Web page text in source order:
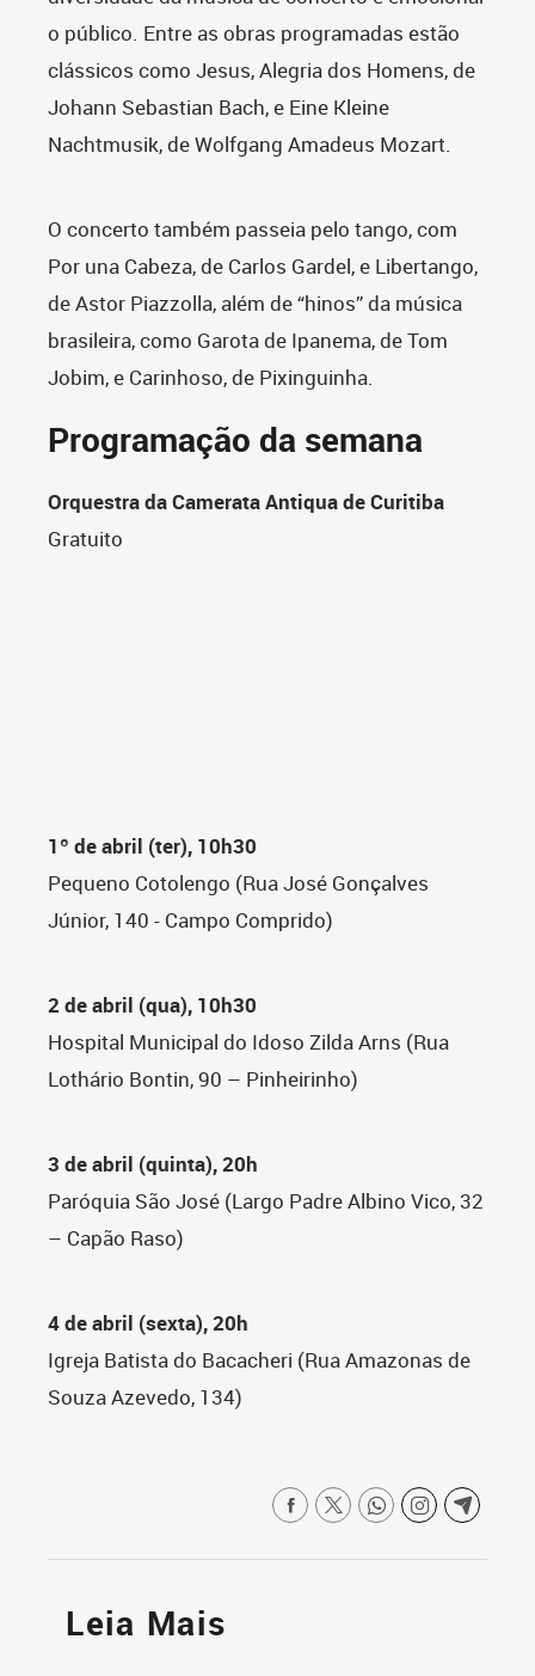
o público. Entre as obras programadas estão
clássicos como Jesus, Alegria dos Homens, de
Johann Sebastian Bach, e Eine Kleine
Nachtmusik, de Wolfgang Amadeus Mozart.
O concerto também passeia pelo tango, com
Por una Cabeza, de Carlos Gardel, e Libertango,
de Astor Piazzolla, além de “hinos” da música
brasileira, como Garota de Ipanema, de Tom
Jobim, e Carinhoso, de Pixinguinha.
Programação da semana
Orquestra da Camerata Antiqua de Curitiba
Gratuito
1º de abril (ter), 10h30
Pequeno Cotolengo (Rua José Gonçalves
Júnior, 140 - Campo Comprido)
2 de abril (qua), 10h30
Hospital Municipal do Idoso Zilda Arns (Rua
Lothário Bontin, 90 – Pinheirinho)
3 de abril (quinta), 20h
Paróquia São José (Largo Padre Albino Vico, 32
– Capão Raso)
4 de abril (sexta), 20h
Igreja Batista do Bacacheri (Rua Amazonas de
Souza Azevedo, 134)
Leia Mais